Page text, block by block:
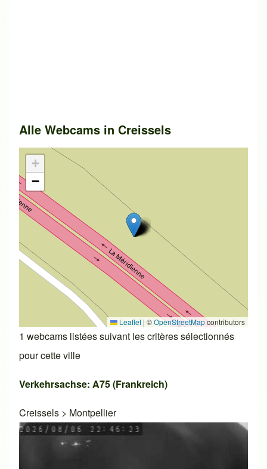
Alle Webcams in Creissels
+
−
Leaflet | ©OpenStreetMapcontributors
1 webcams listées suivant les critères sélectionnés
pour cette ville
Verkehrsachse: A75 (Frankreich)
Creissels > Montpellier